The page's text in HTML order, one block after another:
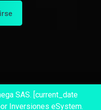
SAS. [current_date
Inversiones eSystem.